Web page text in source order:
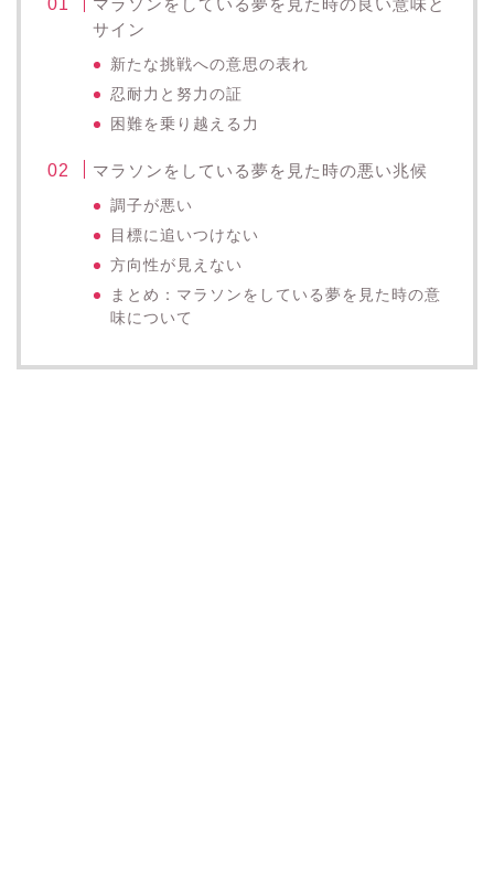
マラソンをしている夢を見た時の良い意味と
サイン
新たな挑戦への意思の表れ
忍耐力と努力の証
困難を乗り越える力
マラソンをしている夢を見た時の悪い兆候
調子が悪い
目標に追いつけない
方向性が見えない
まとめ：マラソンをしている夢を見た時の意
味について